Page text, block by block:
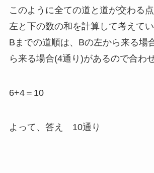
このように全ての道と道が交わる
左と下の数の和を計算して考えて
Bまでの道順は、Bの左から来る場
ら来る場合(4通り)があるので合わせ
6+4＝10
よって、答え 10通り